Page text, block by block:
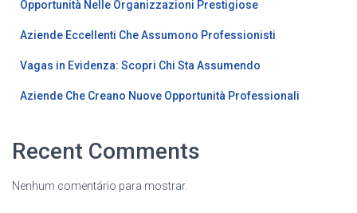
Opportunità Nelle Organizzazioni Prestigiose
Aziende Eccellenti Che Assumono Professionisti
Vagas in Evidenza: Scopri Chi Sta Assumendo
Aziende Che Creano Nuove Opportunità Professionali
Recent Comments
Nenhum comentário para mostrar.